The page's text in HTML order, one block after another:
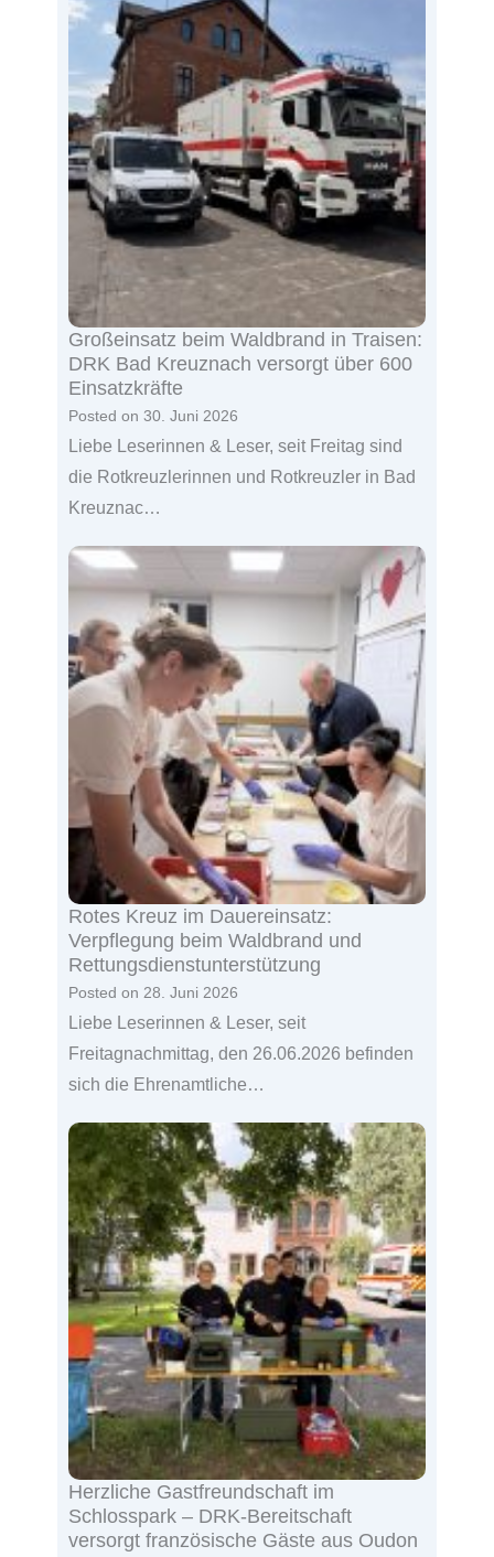
Großeinsatz beim Waldbrand in Traisen:
DRK Bad Kreuznach versorgt über 600
Einsatzkräfte
Posted on 30. Juni 2026
Liebe Leserinnen & Leser, seit Freitag sind
die Rotkreuzlerinnen und Rotkreuzler in Bad
Kreuznac…
Rotes Kreuz im Dauereinsatz:
Verpflegung beim Waldbrand und
Rettungsdienstunterstützung
Posted on 28. Juni 2026
Liebe Leserinnen & Leser, seit
Freitagnachmittag, den 26.06.2026 befinden
sich die Ehrenamtliche…
Herzliche Gastfreundschaft im
Schlosspark – DRK-Bereitschaft
versorgt französische Gäste aus Oudon